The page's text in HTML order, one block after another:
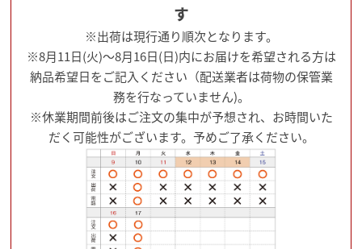
す
※出荷は現行通り順次となります。
※8月11日(火)～8月16日(日)内にお届けを希望される方は
納品希望日をご記入ください（配送業者は荷物の保管業
務を行なっていません)。
※休業期間前後はご注文の集中が予想され、お時間いた
だく可能性がございます。予めご了承ください。